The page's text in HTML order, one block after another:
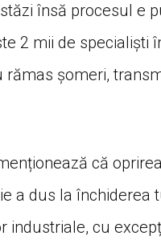
însă procesul e
2 mii de specialiști
rămas șomeri,
că
a dus la închiderea
industriale, cu